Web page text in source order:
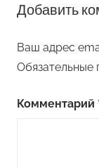
Добавить
Ваш адрес
Обязательные
Комментарий